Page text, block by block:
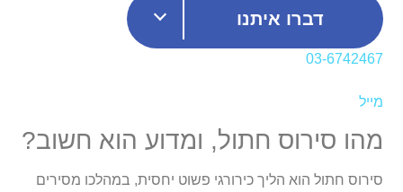
דברו איתנו
03-6742467
מייל
מהו סירוס חתול, ומדוע הוא חשוב?
סירוס חתול הוא הליך כירורגי פשוט יחסית, במהלכו מסירים